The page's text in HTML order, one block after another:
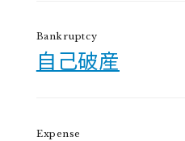
Bankruptcy
自己破産
Expense